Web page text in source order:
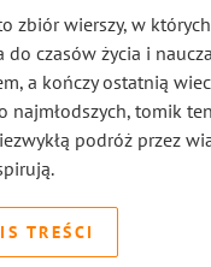
zbiór wierszy, w
czasów życia i
a kończy ostatnią
najmłodszych, tomik
podróż przez
TREŚCI